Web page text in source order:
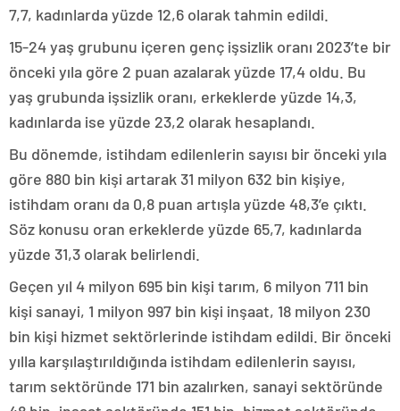
7,7, kadınlarda yüzde 12,6 olarak tahmin edildi.
15-24 yaş grubunu içeren genç işsizlik oranı 2023’te bir
önceki yıla göre 2 puan azalarak yüzde 17,4 oldu. Bu
yaş grubunda işsizlik oranı, erkeklerde yüzde 14,3,
kadınlarda ise yüzde 23,2 olarak hesaplandı.
Bu dönemde, istihdam edilenlerin sayısı bir önceki yıla
göre 880 bin kişi artarak 31 milyon 632 bin kişiye,
istihdam oranı da 0,8 puan artışla yüzde 48,3’e çıktı.
Söz konusu oran erkeklerde yüzde 65,7, kadınlarda
yüzde 31,3 olarak belirlendi.
Geçen yıl 4 milyon 695 bin kişi tarım, 6 milyon 711 bin
kişi sanayi, 1 milyon 997 bin kişi inşaat, 18 milyon 230
bin kişi hizmet sektörlerinde istihdam edildi. Bir önceki
yılla karşılaştırıldığında istihdam edilenlerin sayısı,
tarım sektöründe 171 bin azalırken, sanayi sektöründe